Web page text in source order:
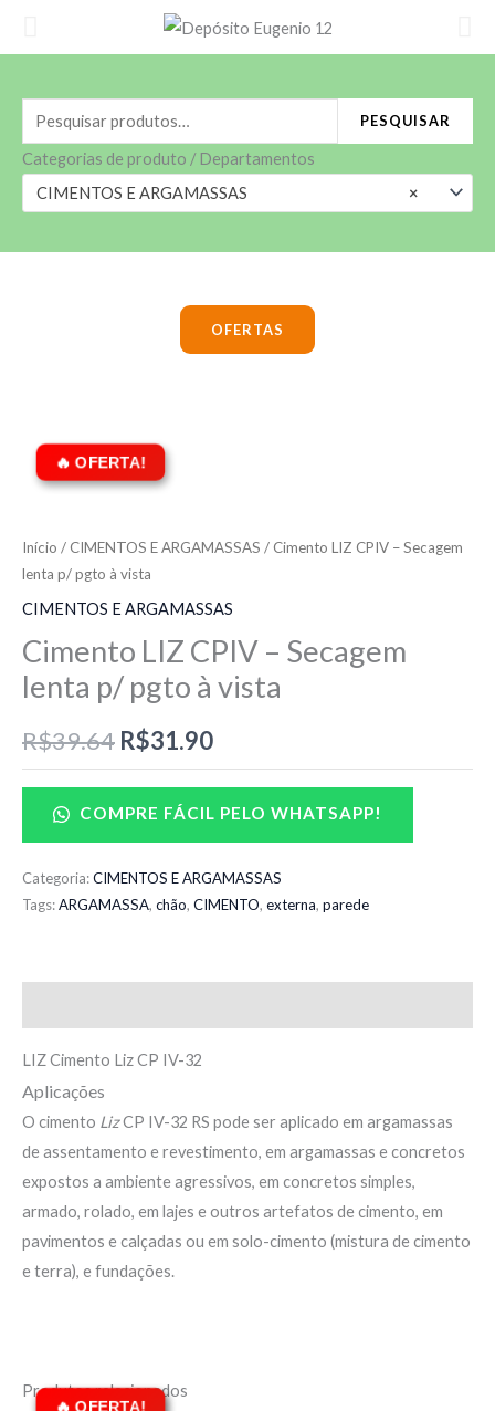
conteúdo
Pesquisar
por:
PESQUISAR
Categorias de produto / Departamentos
×
CIMENTOS E ARGAMASSAS
OFERTAS
Início / CIMENTOS E ARGAMASSAS / Cimento LIZ CPIV – Secagem
lenta p/ pgto à vista
CIMENTOS E ARGAMASSAS
Cimento LIZ CPIV – Secagem
lenta p/ pgto à vista
R$39.64
O
preço
original
era:
R$39.64.
R$31.90
preço
é:
R$31.90.
COMPRE FÁCIL PELO WHATSAPP!
Categoria:CIMENTOS E ARGAMASSAS
Tags:ARGAMASSA, chão, CIMENTO, externa, parede
LIZ Cimento Liz CP IV-32
Aplicações
O cimento LizCP IV-32 RS pode ser aplicado em argamassas
de assentamento e revestimento, em argamassas e concretos
expostos a ambiente agressivos, em concretos simples,
armado, rolado, em lajes e outros artefatos de cimento, em
pavimentos e calçadas ou em solo-cimento (mistura de cimento
e terra), e fundações.
Produtos relacionados